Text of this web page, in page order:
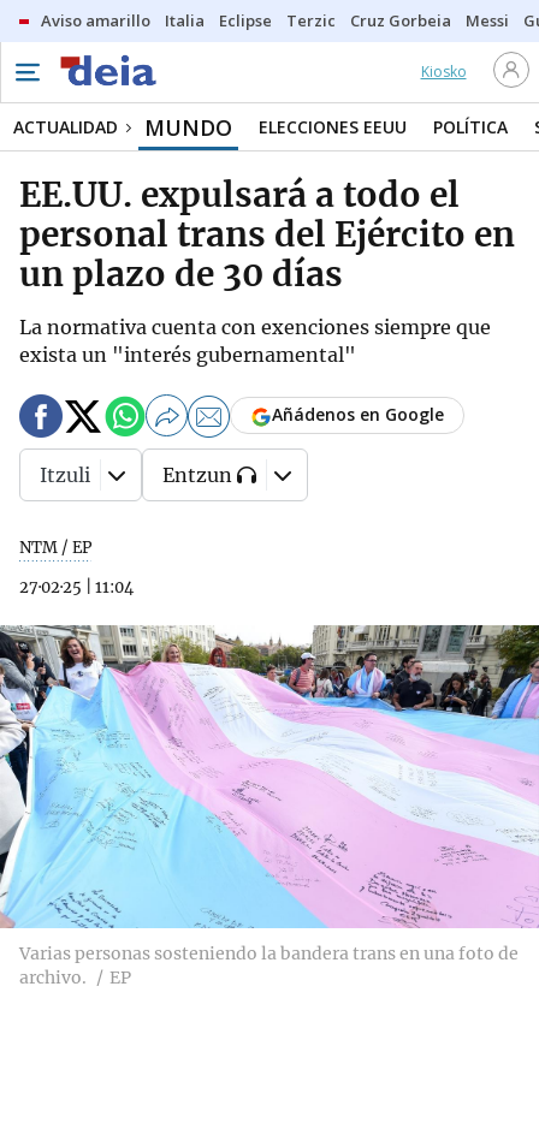
Aviso amarillo Italia Eclipse Terzic Cruz Gorbeia Messi
Kiosko
ACTUALIDAD MUNDO ELECCIONES EEUU POLÍTICA
EE.UU. expulsará a todo el
personal trans del Ejército en
un plazo de 30 días
La normativa cuenta con exenciones siempre que
exista un "interés gubernamental"
NTM / EP
27·02·25
11:04
Añádenos en Google
Itzuli Entzun
Varias personas sosteniendo la bandera trans en una foto de
archivo.
EP